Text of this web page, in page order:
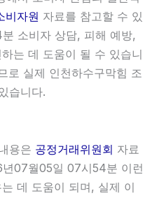
비자원 자료를 참고할 수 있
소비자 상담, 피해 예방,
는 데 도움이 될 수 있습니
로 실제 인천하수구막힘 조
습니다.
용은 공정거래위원회 자료
07월05일 07시54분 이런
데 도움이 되며, 실제 이